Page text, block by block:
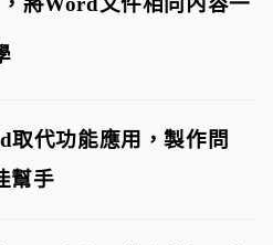
取代功能應用，製作問
幫手